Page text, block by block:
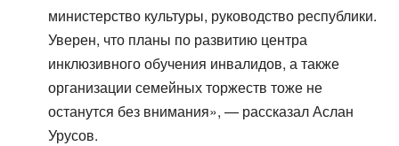
министерство культуры, руководство республики.
Уверен, что планы по развитию центра
инклюзивного обучения инвалидов, а также
организации семейных торжеств тоже не
останутся без внимания», — рассказал Аслан
Урусов.